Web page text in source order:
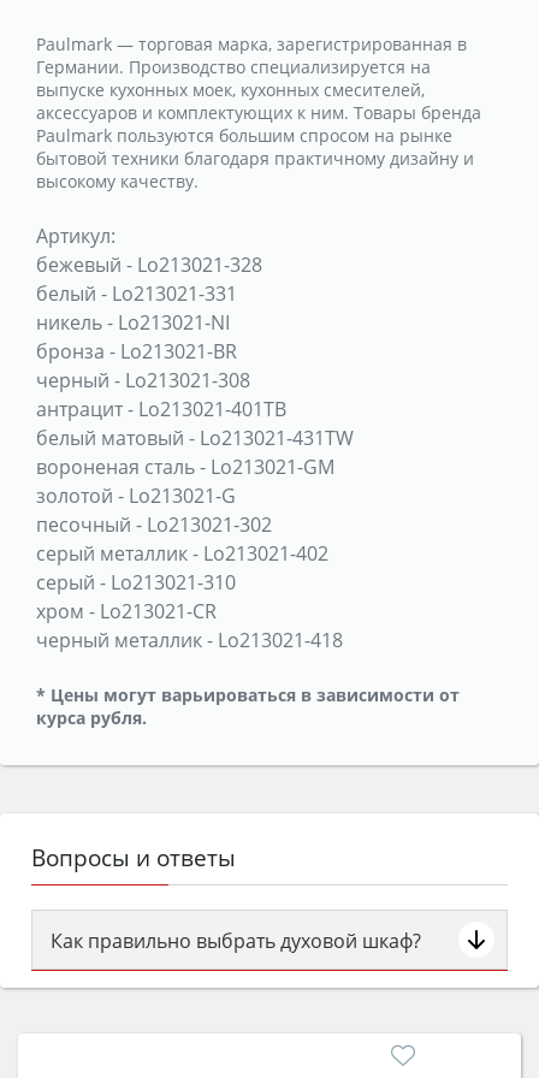
Paulmark — торговая марка, зарегистрированная в
Германии. Производство специализируется на
выпуске кухонных моек, кухонных смесителей,
аксессуаров и комплектующих к ним. Товары бренда
Paulmark пользуются большим спросом на рынке
бытовой техники благодаря практичному дизайну и
высокому качеству.
Артикул:
бежевый - Lo213021-328
белый - Lo213021-331
никель- Lo213021-NI
бронза - Lo213021-BR
черный - Lo213021-308
антрацит- Lo213021-401TB
белый матовый - Lo213021-431TW
вороненая сталь- Lo213021-GM
золотой - Lo213021-G
песочный - Lo213021-302
серый металлик- Lo213021-402
серый - Lo213021-310
хром - Lo213021-CR
черный металлик- Lo213021-418
* Цены могут варьироваться в зависимости от
курса рубля.
Вопросы и ответы
Как правильно выбрать духовой шкаф?
Сначала определитесь с типом (газовый или
затем смотрите на объём 50–70 л для семьи,